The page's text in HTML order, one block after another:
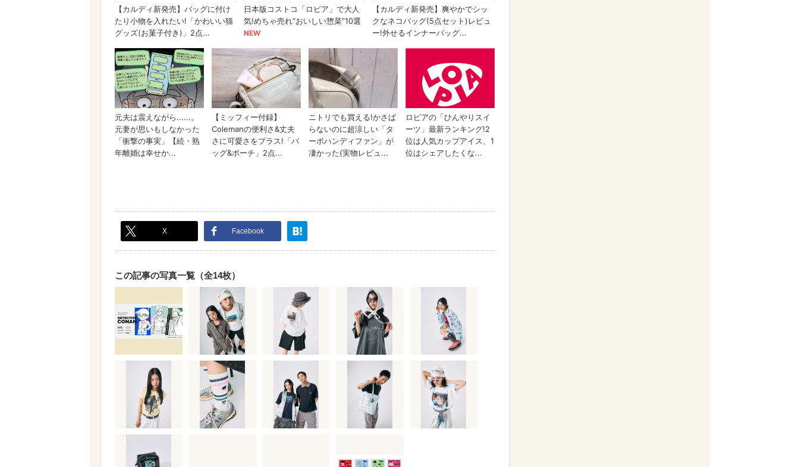
X Facebook
この記事の写真一覧（全14枚）